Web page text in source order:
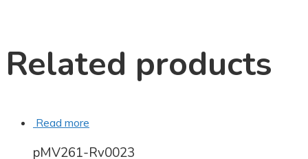
Related products
Read more
pMV261-Rv0023